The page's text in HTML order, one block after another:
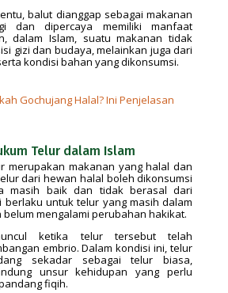
balut dianggap sebagai makanan
dan dipercaya memiliki manfaat
dalam Islam, suatu makanan tidak
gizi dan budaya, melainkan juga dari
kondisi bahan yang dikonsumsi.
Gochujang Halal? Ini Penjelasan
Telur dalam Islam
merupakan makanan yang halal dan
dari hewan halal boleh dikonsumsi
masih baik dan tidak berasal dari
berlaku untuk telur yang masih dalam
mengalami perubahan hakikat.
ketika telur tersebut telah
embrio. Dalam kondisi ini, telur
sekadar sebagai telur biasa,
unsur kehidupan yang perlu
fiqih.